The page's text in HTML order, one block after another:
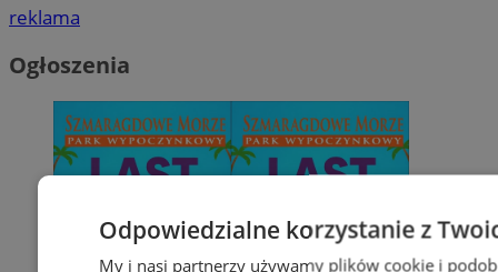
reklama
Ogłoszenia
Odpowiedzialne korzystanie z
My i nasi partnerzy używamy plików cookie i